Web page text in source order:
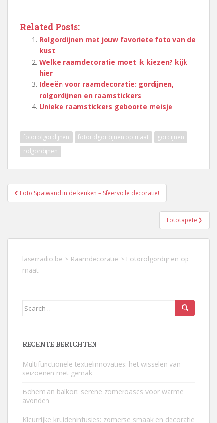
Related Posts:
Rolgordijnen met jouw favoriete foto van de
kust
Welke raamdecoratie moet ik kiezen? kijk
hier
Ideeën voor raamdecoratie: gordijnen,
rolgordijnen en raamstickers
Unieke raamstickers geboorte meisje
fotorolgordijnen fotorolgordijnen op maat
gordijnen
rolgordijnen
Berichtnavigatie
Foto Spatwand in de keuken – Sfeervolle decoratie!
Fototapete
laserradio.be > Raamdecoratie > Fotorolgordijnen op
maat
Search
RECENTE BERICHTEN
Multifunctionele textielinnovaties: het wisselen van
seizoenen met gemak
Bohemian balkon: serene zomeroases voor warme
avonden
Kleurrijke kruideninfusies: zomerse smaak en decoratie